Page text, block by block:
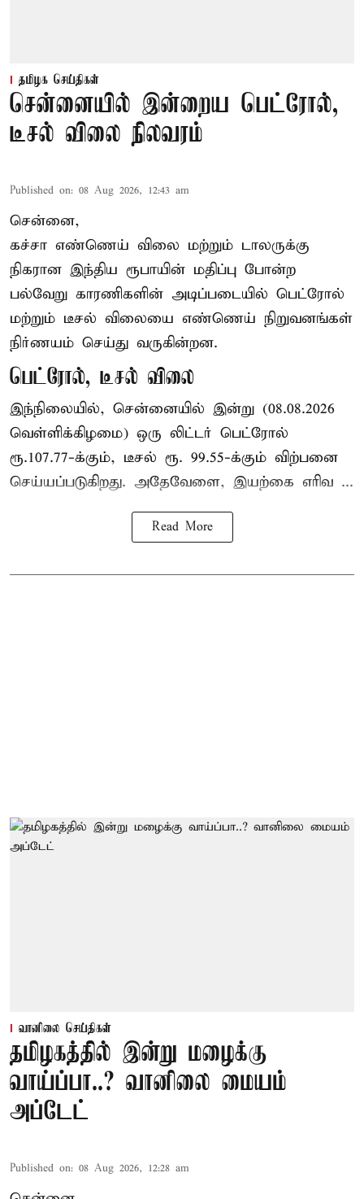
தமிழக செய்திகள்
சென்னையில் இன்றைய பெட்ரோல்,
டீசல் விலை நிலவரம்
Published on: 08 Aug 2026, 12:43 am
சென்னை,
கச்சா எண்ணெய் விலை மற்றும் டாலருக்கு
நிகரான இந்திய ரூபாயின் மதிப்பு போன்ற
பல்வேறு காரணிகளின் அடிப்படையில் பெட்ரோல்
மற்றும் டீசல் விலையை எண்ணெய் நிறுவனங்கள்
நிர்ணயம் செய்து வருகின்றன.
பெட்ரோல், டீசல் விலை
இந்நிலையில், சென்னையில் இன்று (08.08.2026
வெள்ளிக்கிழமை) ஒரு லிட்டர் பெட்ரோல்
ரூ.107.77-க்கும், டீசல் ரூ. 99.55-க்கும் விற்பனை
செய்யப்படுகிறது. அதேவேளை, இயற்கை எரிவ ...
Read More
வானிலை செய்திகள்
தமிழகத்தில் இன்று மழைக்கு
வாய்ப்பா..? வானிலை மையம்
அப்டேட்
Published on: 08 Aug 2026, 12:28 am